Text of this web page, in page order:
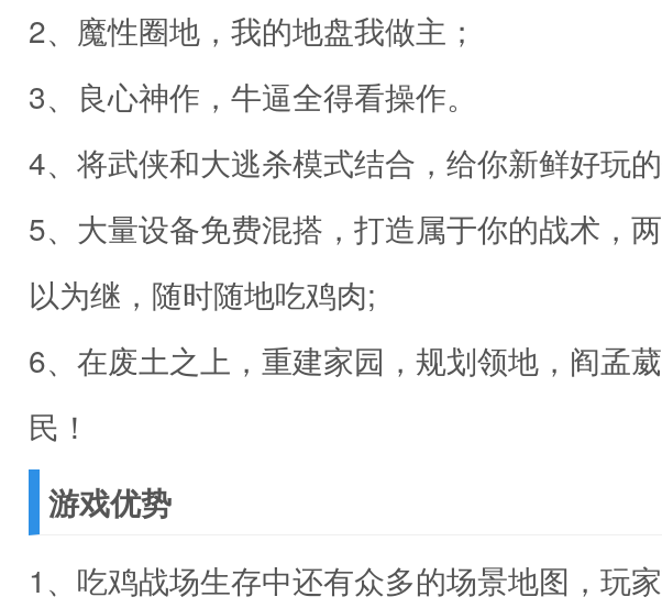
2、魔性圈地，我的地盘我做主；
3、良心神作，牛逼全得看操作。
4、将武侠和大逃杀模式结合，给你新鲜好玩
5、大量设备免费混搭，打造属于你的战术，
以为继，随时随地吃鸡肉;
6、在废土之上，重建家园，规划领地，阎孟
民！
游戏优势
1、吃鸡战场生存中还有众多的场景地图，玩